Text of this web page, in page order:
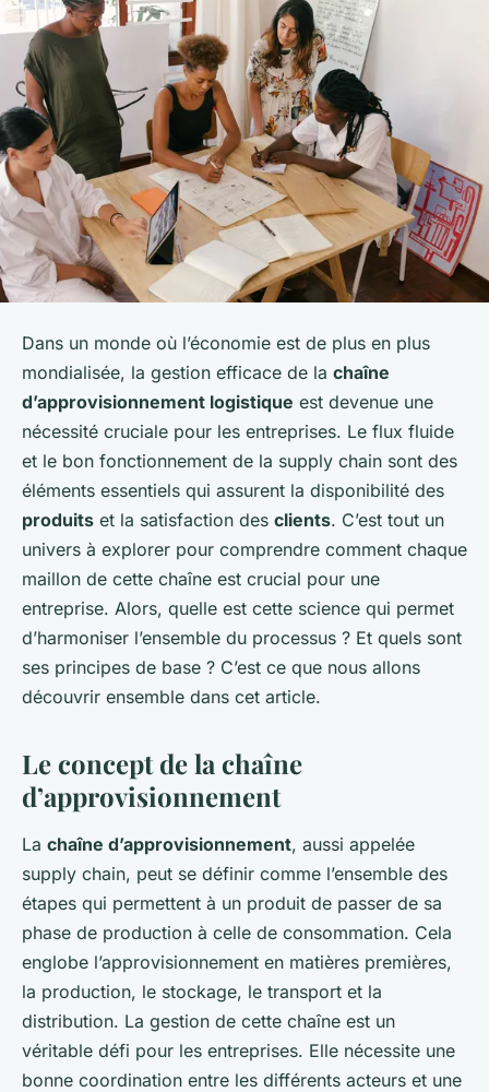
Dans un monde où l’économie est de plus en plus
mondialisée, la gestion efficace de la chaîne
d’approvisionnement logistique est devenue une
nécessité cruciale pour les entreprises. Le flux fluide
et le bon fonctionnement de la supply chain sont des
éléments essentiels qui assurent la disponibilité des
produits et la satisfaction des clients. C’est tout un
univers à explorer pour comprendre comment chaque
maillon de cette chaîne est crucial pour une
entreprise. Alors, quelle est cette science qui permet
d’harmoniser l’ensemble du processus ? Et quels sont
ses principes de base ? C’est ce que nous allons
découvrir ensemble dans cet article.
Le concept de la chaîne
d’approvisionnement
La chaîne d’approvisionnement, aussi appelée
supply chain, peut se définir comme l’ensemble des
étapes qui permettent à un produit de passer de sa
phase de production à celle de consommation. Cela
englobe l’approvisionnement en matières premières,
la production, le stockage, le transport et la
distribution. La gestion de cette chaîne est un
véritable défi pour les entreprises. Elle nécessite une
bonne coordination entre les différents acteurs et une